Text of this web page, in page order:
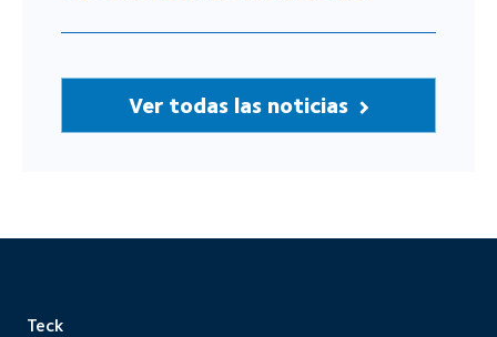
Ver todas las noticias
Teck